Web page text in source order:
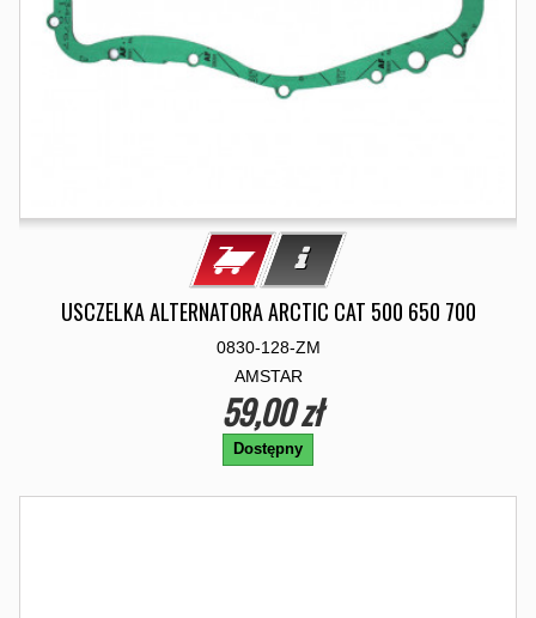
USCZELKA ALTERNATORA ARCTIC CAT 500 650 700
0830-128-ZM
AMSTAR
59,00 zł
Dostępny